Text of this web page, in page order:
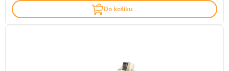
Do košíku